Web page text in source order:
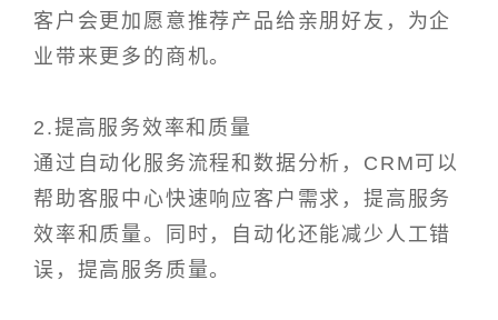
客户会更加愿意推荐产品给亲朋好友，为企
业带来更多的商机。
2.提高服务效率和质量
通过自动化服务流程和数据分析，CRM可以
帮助客服中心快速响应客户需求，提高服务
效率和质量。同时，自动化还能减少人工错
误，提高服务质量。